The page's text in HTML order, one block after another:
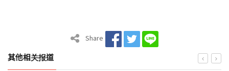
Share
其他相关报道